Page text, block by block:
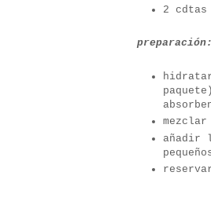
2
preparación:
añadir